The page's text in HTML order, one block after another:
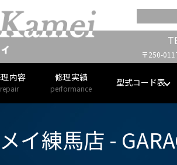
〒250-
内容
repair
修理実績
performance
型式コード表
イ練馬店 -